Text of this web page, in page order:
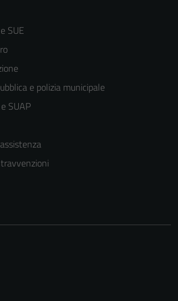
SUE
e polizia municipale
SUAP
Tecnici